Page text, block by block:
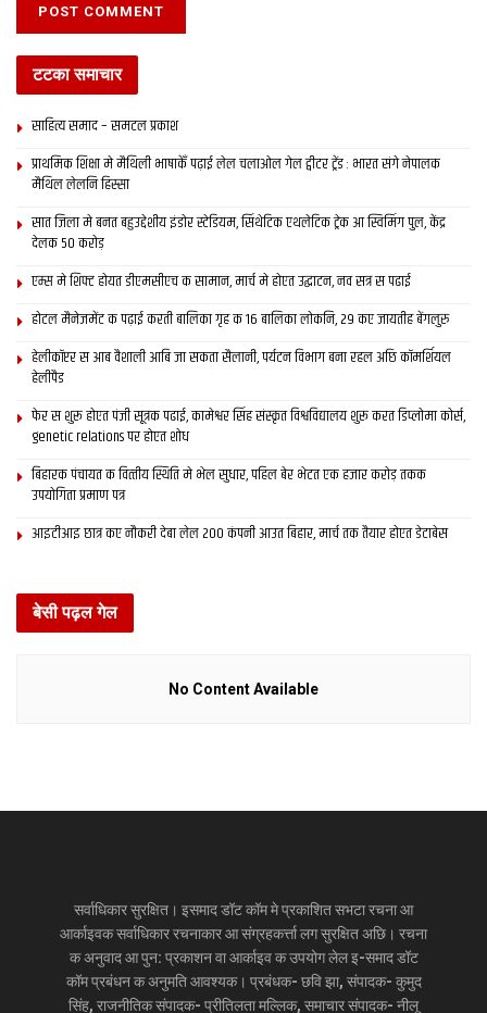
टटका समाचार
साहित्य समाद – समटल प्रकाश
प्राथमिक शि‍क्षा मे मैथि‍ली भाषाकेँ पढ़ाई लेल चलाओल गेल ट्वीटर ट्रेंड : भारत संगे नेपालक
मैथिल लेलनि हिस्सा
सात जिला मे बनत बहुउद्देशीय इंडोर स्‍टेडि‍यम, सिंथेटिक एथलेटिक ट्रेक आ स्विमिंग पुल, केंद्र
देलक 50 करोड़
एम्स मे शिफ्ट होयत डीएमसीएच क सामान, मार्च मे होएत उद्घाटन, नव सत्र स पढाई
होटल मैनेजमेंट क पढ़ाई करती बालिका गृह क 16 बालिका लोकनि, 29 कए जायतीह बेंगलुरु
हेलीकॉप्टर स आब वैशाली आबि जा सकता सैलानी, पर्यटन विभाग बना रहल अछि कॉमर्शियल
हेलीपैड
फेर स शुरू होएत पंजी सूत्रक पढाई, कामेश्वर सिंह संस्कृत विश्वविद्यालय शुरू करत डिप्लोमा कोर्स,
genetic relations पर होएत शोध
बिहारक पंचायत क वित्‍तीय स्थिति मे भेल सुधार, पहिल बेर भेटत एक हजार करोड़ तकक
उपयोगिता प्रमाण पत्र
आइटीआइ छात्र कए नौकरी देबा लेल 200 कंपनी आउत बिहार, मार्च तक तैयार होएत डेटाबेस
बेसी पढ़ल गेल
No Content Available
सर्वाधिकार सुरक्षित। इसमाद डॉट कॉम मे प्रकाशित सभटा रचना आ
आर्काइवक सर्वाधिकार रचनाकार आ संग्रहकर्त्ता लग सुरक्षित अछि। रचना
क अनुवाद आ पुन: प्रकाशन वा आर्काइव क उपयोग लेल इ-समाद डॉट
कॉम प्रबंधन क अनुमति आवश्यक। प्रबंधक- छवि झा, संपादक- कुमुद
सिंह, राजनीतिक संपादक- प्रीतिलता मल्लिक, समाचार संपादक- नीलू